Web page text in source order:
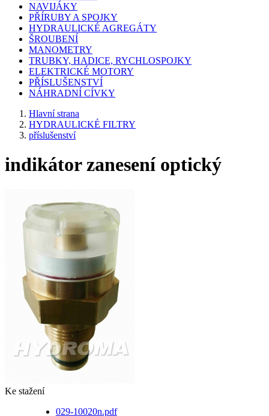
NAVIJÁKY
PŘÍRUBY A SPOJKY
HYDRAULICKÉ AGREGÁTY
ŠROUBENÍ
MANOMETRY
TRUBKY, HADICE, RYCHLOSPOJKY
ELEKTRICKÉ MOTORY
PŘÍSLUŠENSTVÍ
NÁHRADNÍ CÍVKY
Hlavní strana
HYDRAULICKÉ FILTRY
příslušenství
indikátor zanesení optický
Ke stažení
029-10020n.pdf